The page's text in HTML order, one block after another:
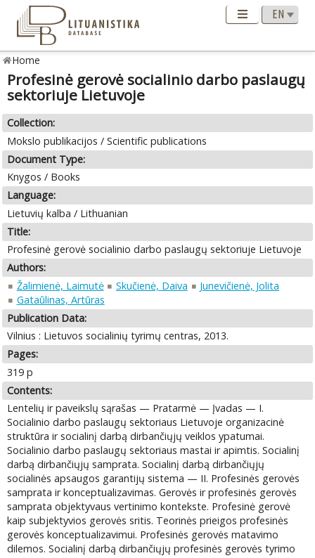
Home
Profesinė gerovė socialinio darbo paslaugų
sektoriuje Lietuvoje
Collection:
Mokslo publikacijos / Scientific publications
Document Type:
Knygos / Books
Language:
Lietuvių kalba / Lithuanian
Title:
Profesinė gerovė socialinio darbo paslaugų sektoriuje Lietuvoje
Authors:
Žalimienė, Laimutė
Skučienė, Daiva
Junevičienė, Jolita
Gataūlinas, Artūras
Publication Data:
Vilnius : Lietuvos socialinių tyrimų centras, 2013.
Pages:
319 p
Contents:
Lentelių ir paveikslų sąrašas — Pratarmė — Įvadas — I.
Socialinio darbo paslaugų sektoriaus Lietuvoje organizacinė
struktūra ir socialinį darbą dirbančiųjų veiklos ypatumai.
Socialinio darbo paslaugų sektoriaus mastai ir apimtis. Socialinį
darbą dirbančiųjų samprata. Socialinį darbą dirbančiųjų
socialinės apsaugos garantijų sistema — II. Profesinės gerovės
samprata ir konceptualizavimas. Gerovės ir profesinės gerovės
samprata objektyvaus vertinimo kontekste. Profesinė gerovė
kaip subjektyvios gerovės sritis. Teorinės prieigos profesinės
gerovės konceptualizavimui. Profesinės gerovės matavimo
dilemos. Socialinį darbą dirbančiųjų profesinės gerovės tyrimo